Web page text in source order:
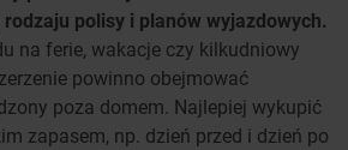
polisy i planów wyjazdowych.
na ferie, wakacje czy kilkudniowy
powinno obejmować
poza domem. Najlepiej wykupić
zapasem, np. dzień przed i dzień po